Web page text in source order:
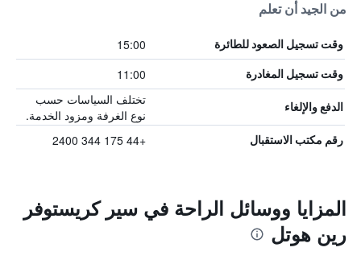
من الجيد أن تعلم
وقت تسجيل الصعود للطائرة 15:00
وقت تسجيل المغادرة 11:00
الدفع والإلغاء
تختلف السياسات حسب
نوع الغرفة ومزود الخدمة.
رقم مكتب الاستقبال +44 175 344 2400
المزايا ووسائل الراحة في سير كريستوفر
رين هوتل